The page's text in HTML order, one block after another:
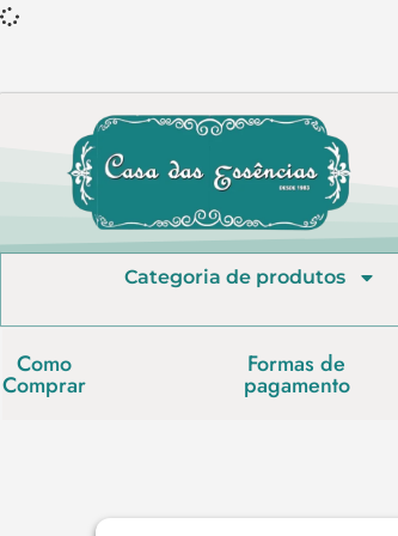
Categoria de produtos
Como
Comprar
Formas de
pagamento